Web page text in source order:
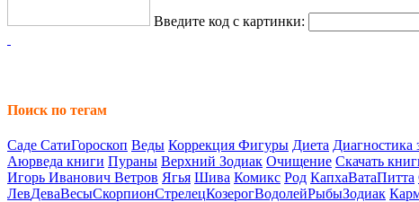
Введите код с картинки:
Поиск по тегам
Саде СатиГороскоп Веды Коррекция Фигуры Диета Диагностика
Аюрведа книги Пураны Верхний Зодиак Очищение Скачать
Игорь Иванович Ветров Ягья Шива Комикс Род КапхаВатаПитта
ЛевДеваВесыСкорпионСтрелецКозерогВодолейРыбыЗодиак